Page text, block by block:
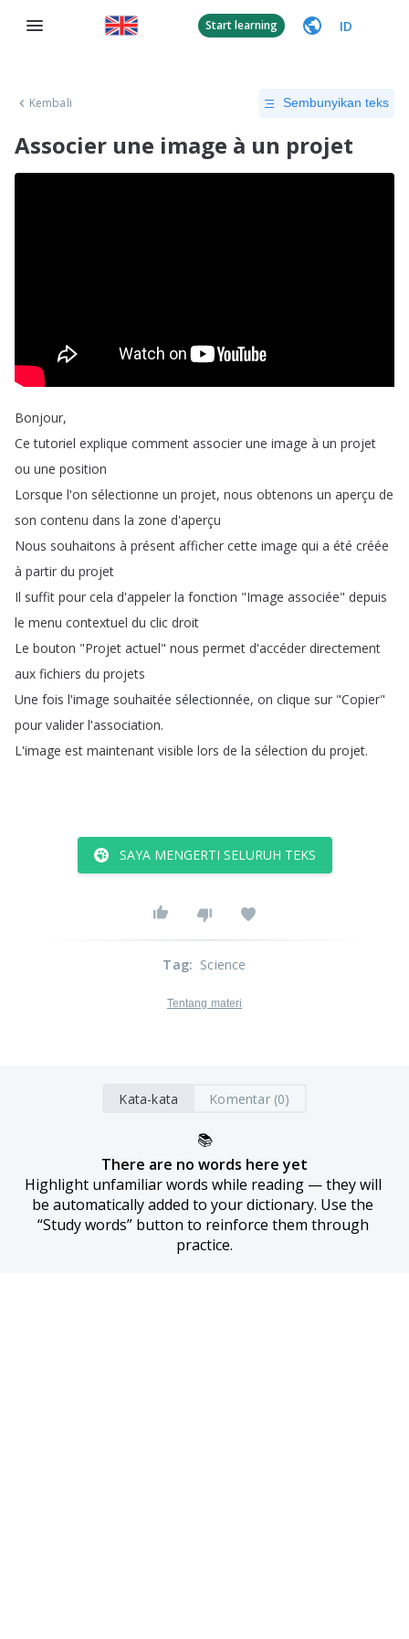
Start learning ID
Kembali Sembunyikan teks
Associer une image à un projet
Bonjour,
Ce tutoriel explique comment associer une image à un projet
ou une position
Lorsque l'on sélectionne un projet, nous obtenons un aperçu de
son contenu dans la zone d'aperçu
Nous souhaitons à présent afficher cette image qui a été créée
à partir du projet
Il suffit pour cela d'appeler la fonction "Image associée" depuis
le menu contextuel du clic droit
Le bouton "Projet actuel" nous permet d'accéder directement
aux fichiers du projets
Une fois l'image souhaitée sélectionnée, on clique sur "Copier"
pour valider l'association.
L'image est maintenant visible lors de la sélection du projet.
SAYA MENGERTI SELURUH TEKS
Tag: Science
Tentang materi
Kata-kata Komentar (0)
📚
There are no words here yet
Highlight unfamiliar words while reading — they will
be automatically added to your dictionary. Use the
“Study words” button to reinforce them through
practice.